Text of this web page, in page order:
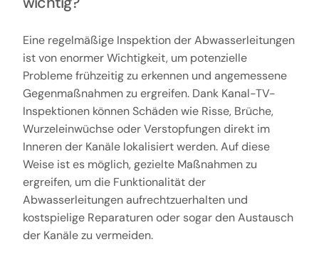
Eine regelmäßige Inspektion der Abwasserleitungen
ist von enormer Wichtigkeit, um potenzielle
Probleme frühzeitig zu erkennen und angemessene
Gegenmaßnahmen zu ergreifen. Dank Kanal-TV-
Inspektionen können Schäden wie Risse, Brüche,
Wurzeleinwüchse oder Verstopfungen direkt im
Inneren der Kanäle lokalisiert werden. Auf diese
Weise ist es möglich, gezielte Maßnahmen zu
ergreifen, um die Funktionalität der
Abwasserleitungen aufrechtzuerhalten und
kostspielige Reparaturen oder sogar den Austausch
der Kanäle zu vermeiden.